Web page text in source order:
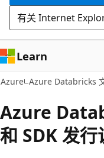
有关 Internet
Learn
Azure Azure Databricks
Azure
和 SDK 发行